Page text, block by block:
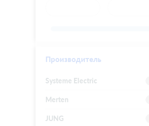
Производитель
Systeme Electric
Merten
JUNG